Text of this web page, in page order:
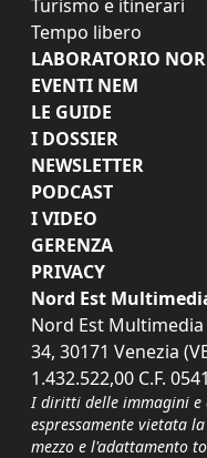
Turismo e itinerari
Tempo libero
LABORATORIO
EVENTI NEM
LE GUIDE
I DOSSIER
NEWSLETTER
PODCAST
I VIDEO
GERENZA
PRIVACY
Nord Est
Nord Est Multimedia
34, 30171 Venezia
1.432.522,00 C.F.
I diritti delle immagini e
espressamente vietata
mezzo e l'adattamento